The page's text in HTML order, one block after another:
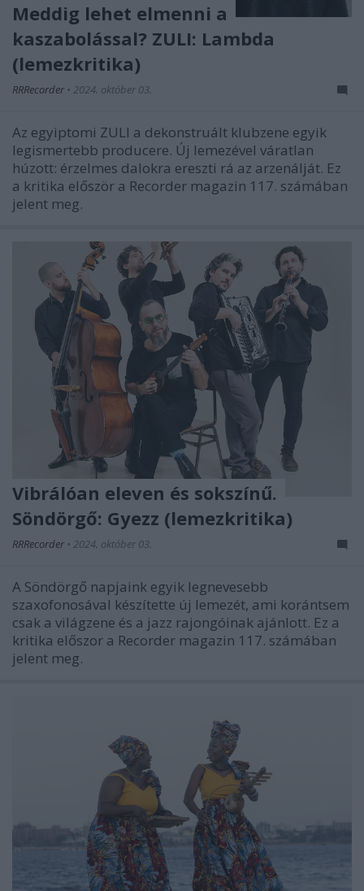
Meddig lehet elmenni a
kaszabolással? ZULI: Lambda
(lemezkritika)
RRRecorder • 2024. október 03.
Az egyiptomi ZULI a dekonstruált klubzene egyik
legismertebb producere. Új lemezével váratlan
húzott: érzelmes dalokra ereszti rá az arzenálját. Ez
a kritika először a Recorder magazin 117. számában
jelent meg.
Vibrálóan eleven és sokszínű.
Söndörgő: Gyezz (lemezkritika)
RRRecorder • 2024. október 03.
A Söndörgő napjaink egyik legnevesebb
szaxofonosával készítette új lemezét, ami korántsem
csak a világzene és a jazz rajongóinak ajánlott. Ez a
kritika előszor a Recorder magazin 117. számában
jelent meg.